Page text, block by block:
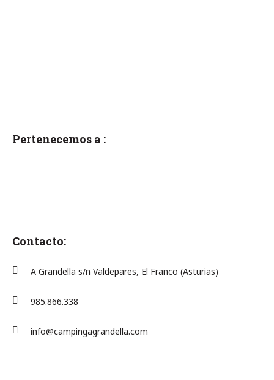
Pertenecemos a :
Contacto:
A Grandella s/n Valdepares, El Franco (Asturias)
985.866.338
info@campingagrandella.com